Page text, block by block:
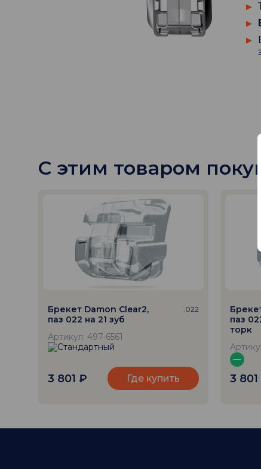
С этим товаром
Брекет Damon Clear2,
паз 022 на 21 зуб
.022
Артикул: 497-6561
3 801 ₽ Где купить
паз
торк
3 801